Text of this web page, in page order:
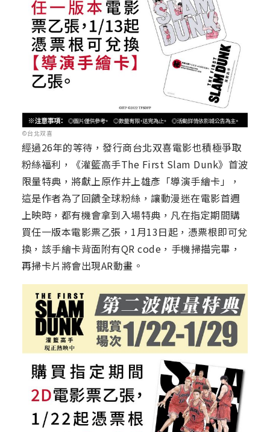
©台北双喜
經過26年的等待，發行商台北双喜電影也積極爭取
粉絲福利，《灌籃高手The First Slam Dunk》首波
限量特典，將獻上原作井上雄彥「導演手繪卡」，
這是作者為了回饋全球粉絲，讓動漫迷在電影首週
上映時，都有機會拿到入場特典，凡在指定期間購
買任一版本電影票乙張，1月13日起，憑票根即可兌
換，該手繪卡背面附有QR code，手機掃描完畢，
再掃卡片將會出現AR動畫。